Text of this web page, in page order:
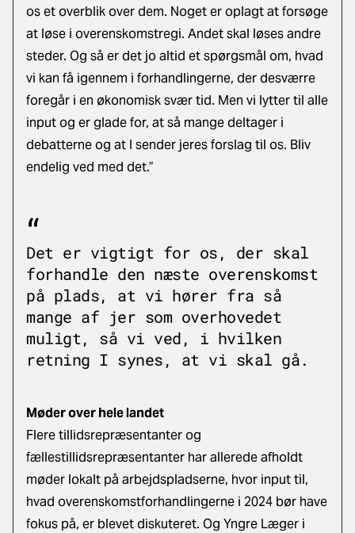
os et overblik over dem. Noget er oplagt at forsøge
at løse i overenskomstregi. Andet skal løses andre
steder. Og så er det jo altid et spørgsmål om, hvad
vi kan få igennem i forhandlingerne, der desværre
foregår i en økonomisk svær tid. Men vi lytter til alle
input og er glade for, at så mange deltager i
debatterne og at I sender jeres forslag til os. Bliv
endelig ved med det.”
Det er vigtigt for os, der skal
forhandle den næste overenskomst
på plads, at vi hører fra så
mange af jer som overhovedet
muligt, så vi ved, i hvilken
retning I synes, at vi skal gå.
Møder over hele landet
Flere tillidsrepræsentanter og
fællestillidsrepræsentanter har allerede afholdt
møder lokalt på arbejdspladserne, hvor input til,
hvad overenskomstforhandlingerne i 2024 bør have
fokus på, er blevet diskuteret. Og Yngre Læger i